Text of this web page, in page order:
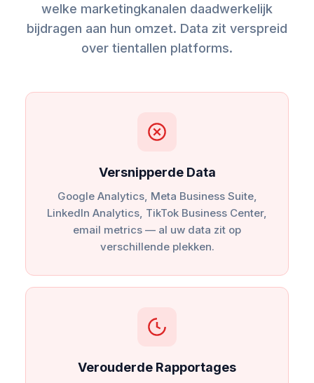
welke marketingkanalen daadwerkelijk
bijdragen aan hun omzet. Data zit verspreid
over tientallen platforms.
Versnipperde Data
Google Analytics, Meta Business Suite,
LinkedIn Analytics, TikTok Business Center,
email metrics — al uw data zit op
verschillende plekken.
Verouderde Rapportages